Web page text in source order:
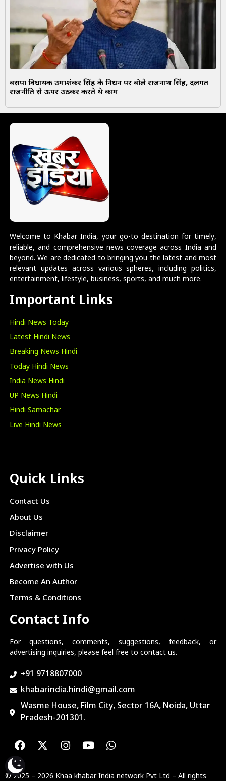
बसपा विधायक उमाशंकर सिंह के निधन पर बोले राजनाथ सिंह, दलगत
राजनीति से ऊपर उठकर करते थे काम
Welcome to Khabar India, your go-to destination for timely,
reliable, and comprehensive news coverage across India and
beyond. We are dedicated to bringing you the latest and most
relevant updates across various spheres, including politics,
entertainment, lifestyle, business, sports, and much more.
Important Links
Hindi News Today
Latest Hindi News
Breaking News Hindi
Today Hindi News
India News Hindi
UP News Hindi
Hindi Samachar
Live Hindi News
Quick Links
Contact Us
About Us
Disclaimer
Privacy Policy
Advertise with Us
Become An Author
Terms & Conditions
Contact Info
For questions, comments, suggestions, feedback, or
advertising inquiries, please feel free to contact us.
+91 9718807000
khabarindia.hindi@gmail.com
Wasme House, Film City, Sector 16A, Noida, Uttar
Pradesh-201301.
© 2025 – 2026 Khaa khabar India network Pvt Ltd – All rights